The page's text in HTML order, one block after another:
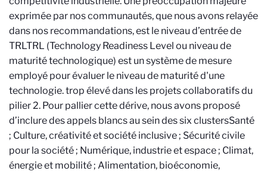
exprimée par nos communautés, que nous avons relayée
dans nos recommandations, est le niveau d’entrée de
TRLTRL (Technology Readiness Level ou niveau de
maturité technologique) est un système de mesure
employé pour évaluer le niveau de maturité d'une
technologie.trop élevé dans les projets collaboratifs du
pilier 2. Pour pallier cette dérive, nous avons proposé
d’inclure des appels blancs au sein des six clustersSanté
; Culture, créativité et société inclusive ; Sécurité civile
pour la société ; Numérique, industrie et espace ; Climat,
énergie et mobilité ; Alimentation, bioéconomie,